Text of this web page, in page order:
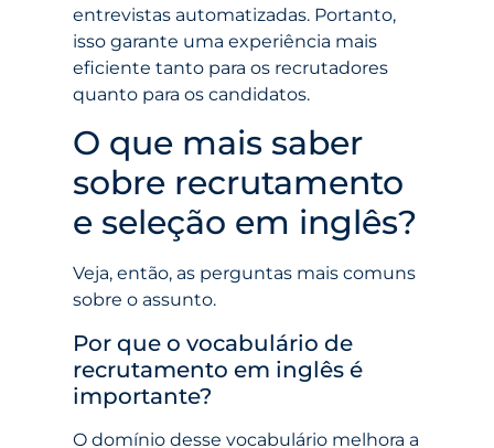
entrevistas automatizadas. Portanto,
isso garante uma experiência mais
eficiente tanto para os recrutadores
quanto para os candidatos.
O que mais saber
sobre recrutamento
e seleção em inglês?
Veja, então, as perguntas mais comuns
sobre o assunto.
Por que o vocabulário de
recrutamento em inglês é
importante?
O domínio desse vocabulário melhora a